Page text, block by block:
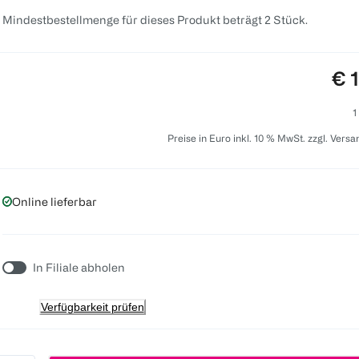
Mindestbestellmenge für dieses Produkt beträgt 2 Stück.
€
Preise in Euro inkl. 10 % MwSt. zzgl.
Online lieferbar
In Filiale abholen
Verfügbarkeit prüfen